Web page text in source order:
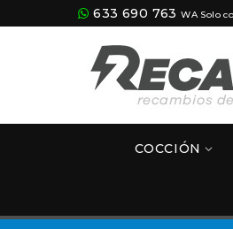
633 690 763 WA Solo
COCCIÓN